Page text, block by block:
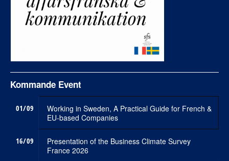
Kommande Event
01/09
Working in Sweden, A Practical Guide for French &
EU-based Companies
16/09
Presentation of the Business Climate Survey
France 2026